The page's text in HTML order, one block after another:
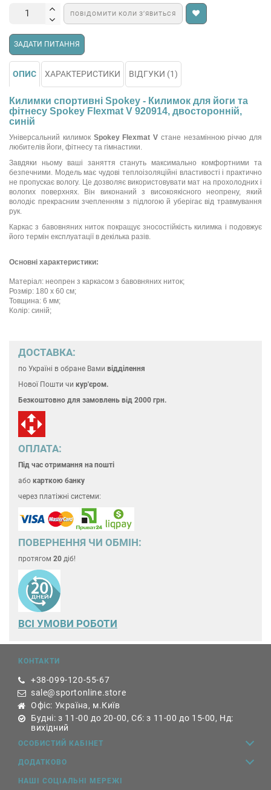
ПОВІДОМИТИ КОЛИ З’ЯВИТЬСЯ
ЗАДАТИ ПИТАННЯ
ОПИС ХАРАКТЕРИСТИКИ ВІДГУКИ (1)
Килимки спортивні Spokey - Килимок для йоги та
фітнесу Spokey Flexmat V 920914, двосторонній,
синій
Універсальний килимок Spokey Flexmat V стане незамінною річчю для
любителів йоги, фітнесу та гімнастики.
Завдяки ньому ваші заняття стануть максимально комфортними та
безпечними. Модель має чудові теплоізоляційні властивості і практично
не пропускає вологу. Це дозволяє використовувати мат на прохолодних і
вологих поверхнях. Він виконаний з високоякісного неопрену, який
володіє прекрасним зчепленням з підлогою й уберігає від травмування
рук.
Каркас з бавовняних ниток покращує зносостійкість килимка і подовжує
його термін експлуатації в декілька разів.
Основні характеристики:
Матеріал: неопрен з каркасом з бавовняних ниток;
Розмір: 180 х 60 см;
Товщина: 6 мм;
Колір: синій;
ДОСТАВКА:
по Україні в обране Вами відділення
Нової Пошти чи кур'єром.
Безкоштовно для замовлень від 2000 грн.
ОПЛАТА:
Під час отримання на пошті
або карткою банку
через платіжні системи:
ПОВЕРНЕННЯ ЧИ ОБМІН:
протягом 20 діб!
ВСІ УМОВИ РОБОТИ
КОНТАКТИ
+38-099-120-55-67
sale@sportonline.store
Офіс: Україна, м.Київ
Будні: з 11-00 до 20-00, Сб: з 11-00 до 15-00, Нд:
вихідний
ОСОБИСТИЙ КАБІНЕТ
ДОДАТКОВО
НАШІ СОЦІАЛЬНІ МЕРЕЖІ